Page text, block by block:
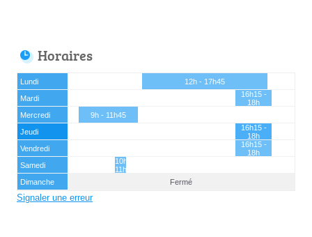
Horaires
Lundi
12h - 17h45
Mardi
16h15 -
18h
Mercredi
9h - 11h45
Jeudi
16h15 -
18h
Vendredi
16h15 -
18h
Samedi
10h45 -
11h15
Dimanche
Fermé
Signaler une erreur